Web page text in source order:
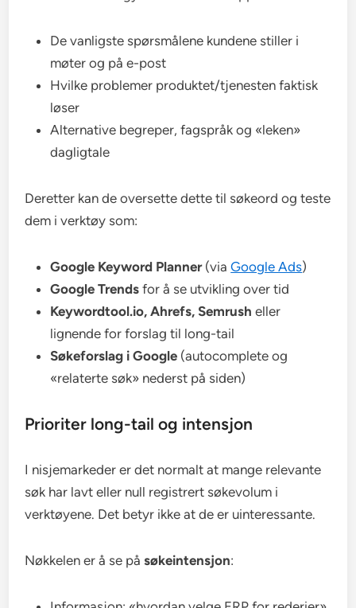
De vanligste spørsmålene kundene stiller i
møter og på e-post
Hvilke problemer produktet/tjenesten faktisk
løser
Alternative begreper, fagspråk og «leken»
dagligtale
Deretter kan de oversette dette til søkeord og teste
dem i verktøy som:
Google Keyword Planner(viaGoogle Ads)
Google Trends for å se utvikling over tid
Keywordtool.io, Ahrefs, Semrush eller
lignende for forslag til long-tail
Søkeforslag i Google (autocomplete og
«relaterte søk» nederst på siden)
Prioriter long-tail og intensjon
I nisjemarkeder er det normalt at mange relevante
søk har lavt eller null registrert søkevolum i
verktøyene. Det betyr ikke at de er uinteressante.
Nøkkelen er å se påsøkeintensjon: